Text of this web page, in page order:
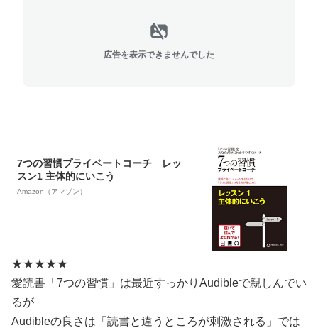
広告を表示できませんでした
7つの習慣プライベートコーチ レッ
スン1 主体的にいこう
Amazon（アマゾン）
★★★★★
愛読書「7つの習慣」は最近すっかりAudibleで親しんでい
るが
Audibleの良さは「読書と違うところが刺激される」では